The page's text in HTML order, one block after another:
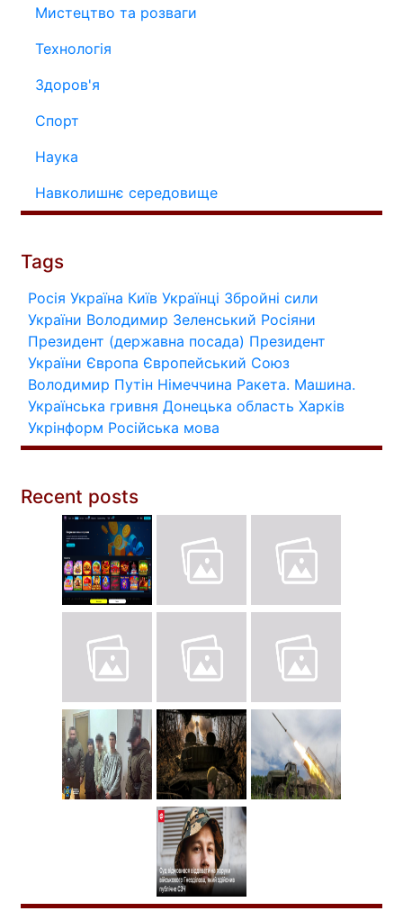
Мистецтво та розваги
Технологія
Здоров'я
Спорт
Наука
Навколишнє середовище
Tags
Росія Україна Київ Українці Збройні сили
України Володимир Зеленський Росіяни
Президент (державна посада) Президент
України Європа Європейський Союз
Володимир Путін Німеччина Ракета. Машина.
Українська гривня Донецька область Харків
Укрінформ Російська мова
Recent posts